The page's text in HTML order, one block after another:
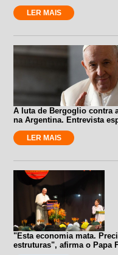
LER MAIS
A luta de Bergoglio contra
na Argentina. Entrevista
LER MAIS
"Esta economia mata.
estruturas", afirma o Papa